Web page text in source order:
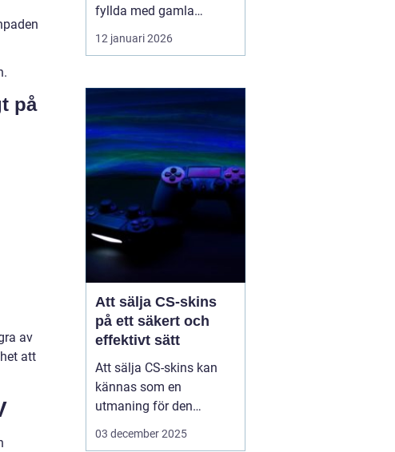
på
av
att
fyllda med gamla
videoband. Bröllop,
skolavslutningar,
vardagsklipp från 80-
och 90-talet ligger kvar
på kassetter som knappt
går att spela upp längre.
Samtidigt försvinner
fungerande videos...
12 januari 2026
Att sälja CS-skins
på ett säkert och
effektivt sätt
Att sälja CS-skins kan
kännas som en
utmaning för den
oinvigde, men med rätt
03 december 2025